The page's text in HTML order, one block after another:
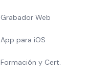
Grabador Web
App para iOS
Formación y Cert.